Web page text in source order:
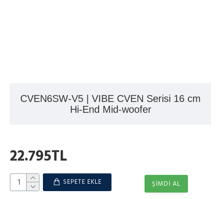
CVEN6SW-V5 | VIBE CVEN Serisi 16 cm
Hi-End Mid-woofer
22.795TL
SEPETE EKLE ŞIMDI AL